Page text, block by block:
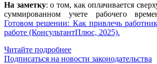
На заметку: о том, как оплачивается
суммированном учете рабочего
Готовом решении: Как привлечь
работе (КонсультантПлюс, 2025).
Читайте подробнее
Подписаться на новости законодательства